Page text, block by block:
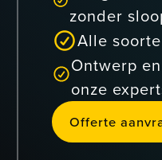
zonder
Alle
Ontwerp
onze
Offerte aanvr